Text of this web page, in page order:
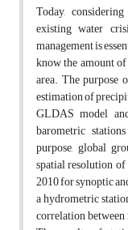
Today,
existing water
management is
know the amount
area. The purpose
estimation of
GLDAS model
barometric
purpose, global
spatial resolution
2010 for synoptic
a hydrometric
correlation